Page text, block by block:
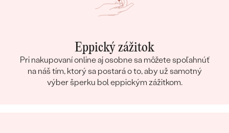
Eppický zážitok
Pri nakupovaní online aj osobne sa môžete spoľahnúť
na náš tím, ktorý sa postará o to, aby už samotný
výber šperku bol eppickým zážitkom.